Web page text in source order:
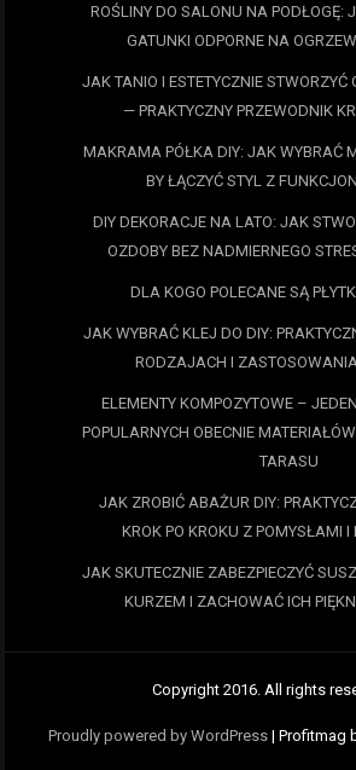
ROŚLINY DO SALONU NA PODŁOGĘ:
GATUNKI ODPORNE NA
JAK TANIO I ESTETYCZNIE STWORZYĆ
— PRAKTYCZNY PRZEWODNIK
MAKRAMA PÓŁKA DIY: JAK WYBRAĆ
BY ŁĄCZYĆ STYL Z
DIY DEKORACJE NA LATO: JAK
OZDOBY BEZ NADMIERNEGO
DLA KOGO POLECANE SĄ
JAK WYBRAĆ KLEJ DO DIY:
RODZAJACH I
ELEMENTY KOMPOZYTOWE –
POPULARNYCH OBECNIE
TARASU
JAK ZROBIĆ ABAŻUR DIY:
KROK PO KROKU Z POMYSŁAMI
JAK SKUTECZNIE ZABEZPIECZYĆ
KURZEM I ZACHOWAĆ ICH
Copyright 2016. All rights
Proudly powered by WordPress | Profitmag